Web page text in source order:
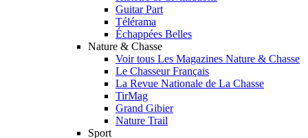
Guitar Part
Télérama
Échappées Belles
Nature & Chasse
Voir tous Les Magazines Nature & Chasse
Le Chasseur Français
La Revue Nationale de La Chasse
TirMag
Grand Gibier
Nature Trail
Sport